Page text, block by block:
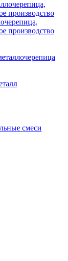
производство
смеси